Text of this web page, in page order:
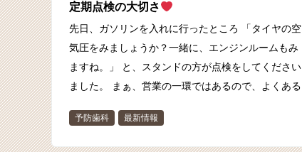
定期点検の大切さ
先日、ガソリンを入れに行ったところ 「タイヤの空
気圧をみましょうか？一緒に、エンジンルームもみ
ますね。」 と、スタンドの方が点検をしてください
ました。 まぁ、営業の一環ではあるので、よくある
予防歯科 最新情報